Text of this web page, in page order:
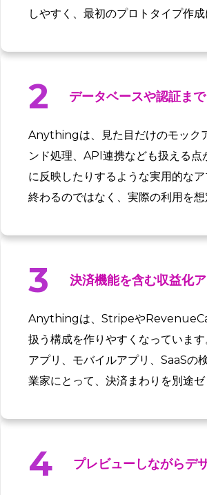
しやすく、最初のプロトタイプ作
2 データベースや認証ま
Anythingは、見た目だけのモック
ンド処理、API連携なども扱える
に反映したりするような実用的な
終わるのではなく、実際の利用を
3 決済機能を含む収益化
Anythingは、StripeやRevenueCat
扱う構成を作りやすくなっていま
アプリ、モバイルアプリ、SaaSの
業家にとって、決済まわりを別途
4 プレビューしながらデ